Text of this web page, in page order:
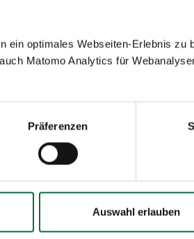
ein optimales Webseiten-Erlebnis zu
Matomo Analytics für
Präferenzen
Auswahl erlauben